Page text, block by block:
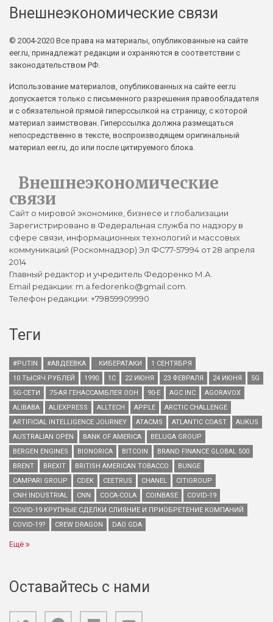
Внешнеэкономические связи
© 2004-2020 Все права на материалы, опубликованные на сайте
eer.ru, принадлежат редакции и охраняются в соответствии с
законодательством РФ.
Использование материалов, опубликованных на сайте eer.ru
допускается только с письменного разрешения правообладателя
и с обязательной прямой гиперссылкой на страницу, с которой
материал заимствован. Гиперссылка должна размещаться
непосредственно в тексте, воспроизводящем оригинальный
материал eer.ru, до или после цитируемого блока.
Внешнеэкономические
связи
Сайт о мировой экономике, бизнесе и глобализации
Зарегистрировано в Федеральная служба по надзору в
сфере связи, информационных технологий и массовых
коммуникаций (Роскомнадзор) Эл ФС77-57994 от 28 апреля
2014
Главный редактор и учредитель Федоренко М.А.
Email редакции: m.a.fedorenko@gmail.com.
Телефон редакции: +79859909990
Теги
#PUTIN #АВДЕЕВКА . КИБЕРАТАКИ
1 СЕНТЯБРЯ
10 ТЫСЯЧ РУБЛЕЙ
1990 1С 22 ИЮНЯ 23 ФЕВРАЛЯ 24 ИЮНЯ
5G
5G-СЕТИ
75-АЯ ГЕНАССАМБЛЕЯ ООН 90-Е AGC INC
AGORAVOX
ALIBABA
ALIEXPRESS ALLTECH APPLE
ARCTIC CHALLENGE
ARTIFICIAL INTELLIGENCE JOURNEY
ATACMS ATLANTIC COAST
AUKUS
AUSTRALIAN OPEN
BANK OF AMERICA
BELUGA GROUP
BERGEN ENGINES
BIONORICA BITCOIN
BRAND FINANCE GLOBAL 500
BRENT
BREXIT BRITISH AMERICAN TOBACCO
BUNGE
CAMPARI GROUP
CDEK CEETRUS CHANEL
CITIGROUP
CNH INDUSTRIAL
CNN COCA-COLA COINBASE
COVID-19
COVID-19 КРУПНЫЕ СДЕЛКИ СЛИЯНИЕ И ПРИОБРЕТЕНИЕ КОМПАНИЙ
COVID-19?
CREW DRAGON DAO GDA
Ещё
Оставайтесь с нами